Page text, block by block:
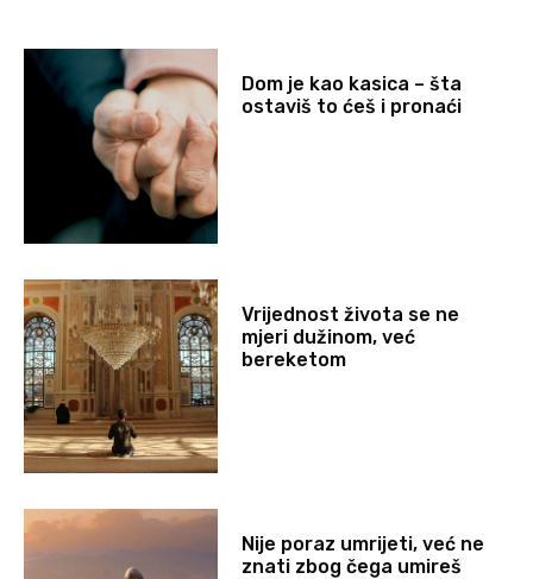
Dom je kao kasica – šta
ostaviš to ćeš i pronaći
Vrijednost života se ne
mjeri dužinom, već
bereketom
Nije poraz umrijeti, već ne
znati zbog čega umireš